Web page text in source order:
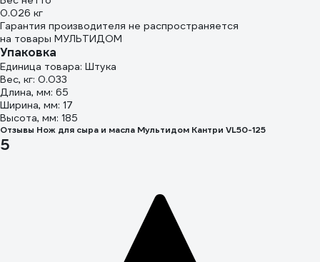
0.026 кг
Гарантия производителя не распространяется
на товары МУЛЬТИДОМ
Упаковка
Единица товара: Штука
Вес, кг: 0.033
Длина, мм: 65
Ширина, мм: 17
Высота, мм: 185
Отзывы Нож для сыра и масла Мультидом Кантри VL50-125
5